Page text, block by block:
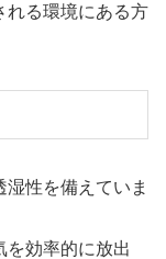
れる環境にある方
性を備えていま
を効率的に放出